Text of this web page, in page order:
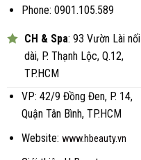
Phone: 0901.105.589
CH & Spa: 93 Vườn Lài nối
dài, P. Thạnh Lộc, Q.12,
TP.HCM
VP: 42/9 Đồng Đen, P. 14,
Quận Tân Bình, TP.HCM
Website: www.hbeauty.vn